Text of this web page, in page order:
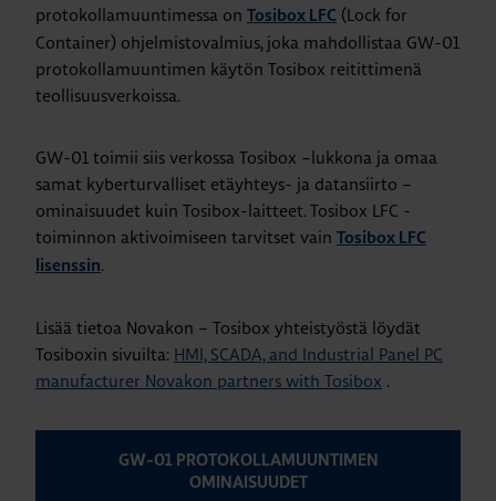
protokollamuuntimessa on Tosibox LFC (Lock for
Container) ohjelmistovalmius, joka mahdollistaa GW-01
protokollamuuntimen käytön Tosibox reitittimenä
teollisuusverkoissa.
GW-01 toimii siis verkossa Tosibox –lukkona ja omaa
samat kyberturvalliset etäyhteys- ja datansiirto –
ominaisuudet kuin Tosibox-laitteet. Tosibox LFC -
toiminnon aktivoimiseen tarvitset vain Tosibox LFC
lisenssin.
Lisää tietoa Novakon – Tosibox yhteistyöstä löydät
Tosiboxin sivuilta: HMI, SCADA, and Industrial Panel PC
manufacturer Novakon partners with Tosibox .
GW-01 PROTOKOLLAMUUNTIMEN
OMINAISUUDET